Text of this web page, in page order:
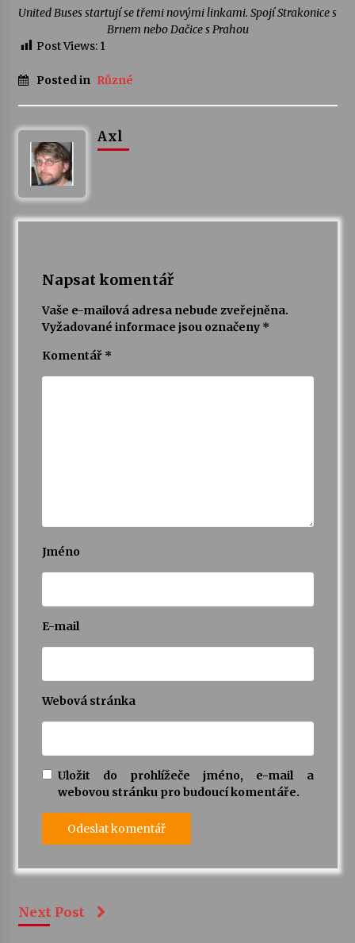
United Buses startují se třemi novými linkami. Spojí Strakonice s
Brnem nebo Dačice s Prahou
Post Views: 1
Posted in Různé
Axl
Napsat komentář
Vaše e-mailová adresa nebude zveřejněna.
Vyžadované informace jsou označeny *
Komentář *
Jméno
E-mail
Webová stránka
Uložit do prohlížeče jméno, e-mail a
webovou stránku pro budoucí komentáře.
Next Post